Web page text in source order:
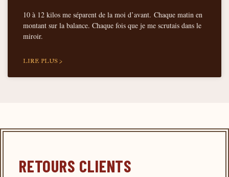
10 à 12 kilos me séparent de la moi d’avant. Chaque matin en
montant sur la balance. Chaque fois que je me scrutais dans le
miroir.
LIRE PLUS >
RETOURS CLIENTS